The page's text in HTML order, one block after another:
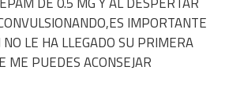
IMPORTANTE
LE HA LLEGADO SU PRIMERA
ME PUEDES ACONSEJAR